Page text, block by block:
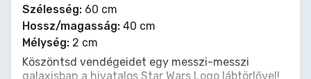
Szélesség: 60 cm
Hossz/magasság: 40 cm
Mélység: 2 cm
Köszöntsd vendégeidet egy messzi-messzi
galaxisban a hivatalos Star Wars Logo lábtörlővel!